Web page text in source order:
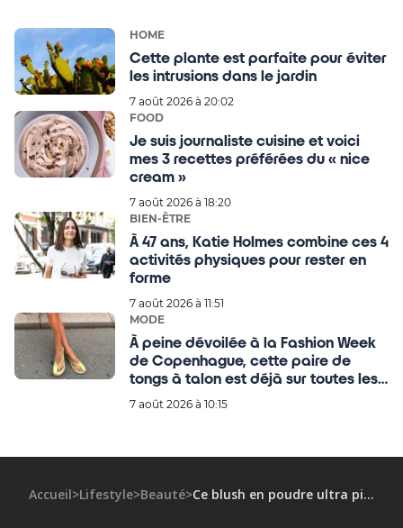
HOME
Cette plante est parfaite pour éviter
les intrusions dans le jardin
7 août 2026 à 20:02
FOOD
Je suis journaliste cuisine et voici
mes 3 recettes préférées du « nice
cream »
7 août 2026 à 18:20
BIEN-ÊTRE
À 47 ans, Katie Holmes combine ces 4
activités physiques pour rester en
forme
7 août 2026 à 11:51
MODE
À peine dévoilée à la Fashion Week
de Copenhague, cette paire de
tongs à talon est déjà sur toutes les
wishlists des filles stylées
7 août 2026 à 10:15
Accueil>Lifestyle>Beauté> Ce blush en poudre ultra pigmenté fait le buzz sur les réseaux sociaux